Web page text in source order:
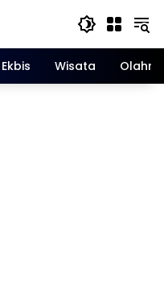
Ekbis Wisata